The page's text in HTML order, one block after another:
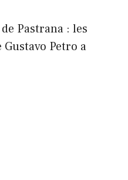
Pastrana : les
Gustavo Petro a